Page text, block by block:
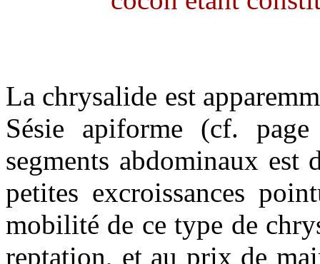
La chrysalide est
Sésie apiforme (cf.
segments abdominaux est
petites excroissances
mobilité de ce type de
reptation, et au prix de